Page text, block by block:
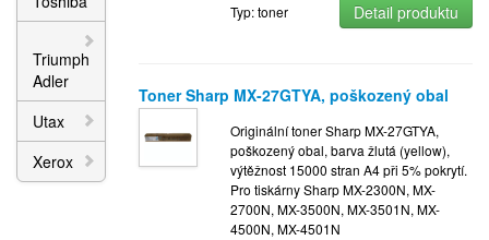
Triumph
Adler
Utax
Xerox
Typ: toner
Detail produktu
Toner Sharp MX-27GTYA, poškozený obal
Originální toner Sharp MX-27GTYA,
poškozený obal, barva žlutá (yellow),
výtěžnost 15000 stran A4 při 5% pokrytí.
Pro tiskárny Sharp MX-2300N, MX-
2700N, MX-3500N, MX-3501N, MX-
4500N, MX-4501N